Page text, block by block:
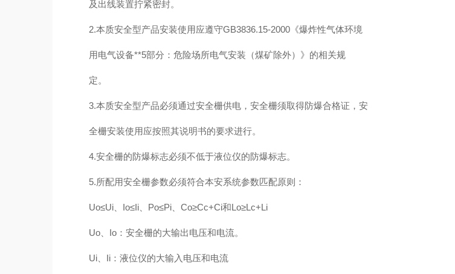
及出线装置拧紧密封。
2.本质安全型产品安装使用应遵守GB3836.15-2000《爆炸性气体环境
用电气设备**5部分：危险场所电气安装（煤矿除外）》的相关规
定。
3.本质安全型产品必须通过安全栅供电，安全栅须取得防爆合格证，安
全栅安装使用应按照其说明书的要求进行。
4.安全栅的防爆标志必须不低于液位仪的防爆标志。
5.所配用安全栅参数必须符合本安系统参数匹配原则：
Uo≤Ui、Io≤Ii、Po≤Pi、Co≥Cc+Ci和Lo≥Lc+Li
Uo、Io：安全栅的大输出电压和电流。
Ui、Ii：液位仪的大输入电压和电流